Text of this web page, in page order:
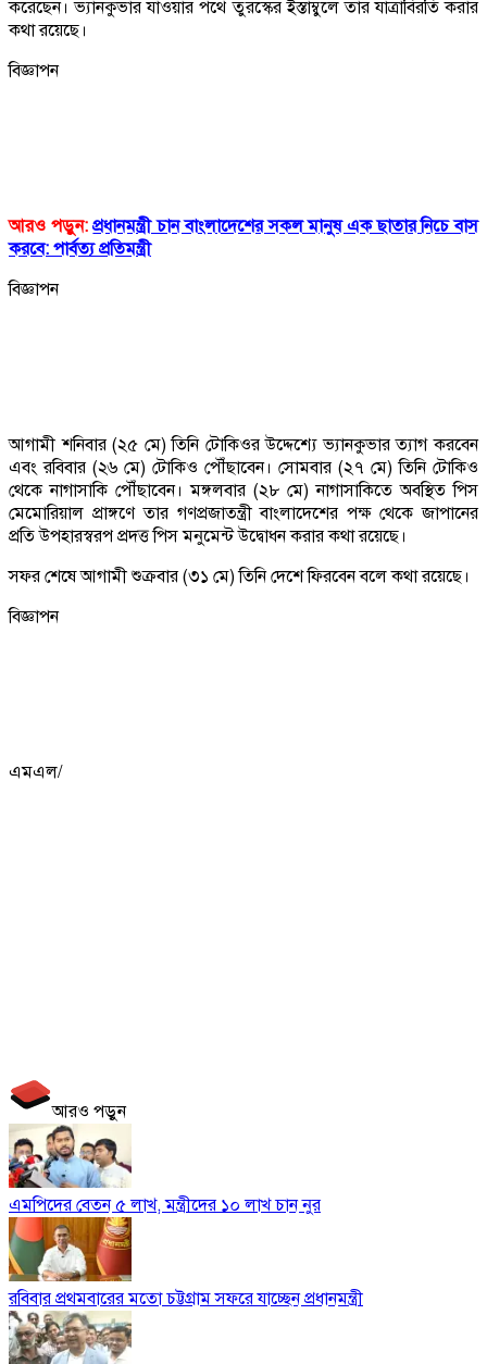
করেছেন। ভ্যানকুভার যাওয়ার পথে তুরস্কের ইস্তাম্বুলে তার যাত্রাবিরতি করার
কথা রয়েছে।
বিজ্ঞাপন
আরও পড়ুন: প্রধানমন্ত্রী চান বাংলাদেশের সকল মানুষ এক ছাতার নিচে বাস
করবে: পার্বত্য প্রতিমন্ত্রী
বিজ্ঞাপন
আগামী শনিবার (২৫ মে) তিনি টোকিওর উদ্দেশ্যে ভ্যানকুভার ত্যাগ করবেন
এবং রবিবার (২৬ মে) টোকিও পৌঁছাবেন। সোমবার (২৭ মে) তিনি টোকিও
থেকে নাগাসাকি পৌঁছাবেন। মঙ্গলবার (২৮ মে) নাগাসাকিতে অবস্থিত পিস
মেমোরিয়াল প্রাঙ্গণে তার গণপ্রজাতন্ত্রী বাংলাদেশের পক্ষ থেকে জাপানের
প্রতি উপহারস্বরপ প্রদত্ত পিস মনুমেন্ট উদ্বোধন করার কথা রয়েছে।
সফর শেষে আগামী শুক্রবার (৩১ মে) তিনি দেশে ফিরবেন বলে কথা রয়েছে।
বিজ্ঞাপন
এমএল/
আরও পড়ুন
এমপিদের বেতন ৫ লাখ, মন্ত্রীদের ১০ লাখ চান নুর
রবিবার প্রথমবারের মতো চট্টগ্রাম সফরে যাচ্ছেন প্রধানমন্ত্রী